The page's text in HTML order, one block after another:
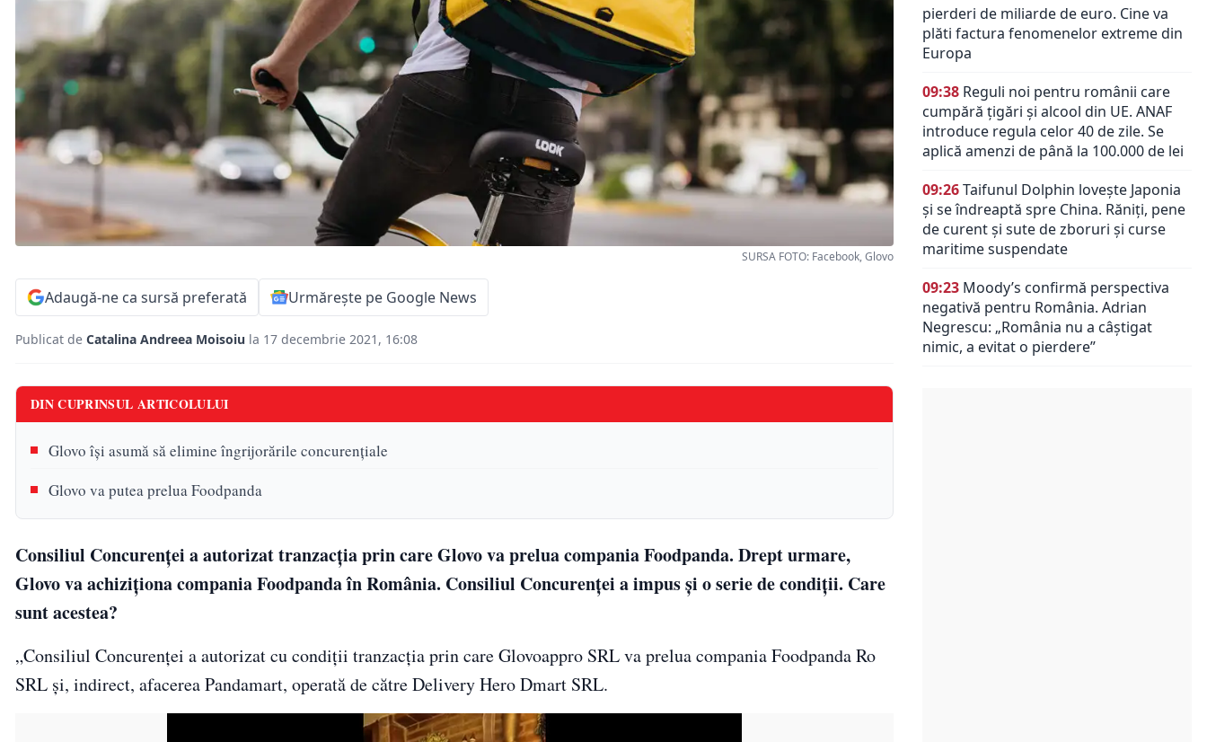
SURSA FOTO: Facebook, Glovo
Adaugă-ne ca sursă preferată Urmărește pe Google News
Publicat de Catalina Andreea Moisoiu la 17 decembrie 2021, 16:08
DIN CUPRINSUL ARTICOLULUI
Glovo își asumă să elimine îngrijorările concurenţiale
Glovo va putea prelua Foodpanda
Consiliul Concurenţei a autorizat tranzacţia prin care Glovo va prelua compania Foodpanda. Drept urmare,
Glovo va achiziționa compania Foodpanda în România. Consiliul Concurenţei a impus și o serie de condiții. Care
sunt acestea?
„Consiliul Concurenţei a autorizat cu condiţii tranzacţia prin care Glovoappro SRL va prelua compania Foodpanda Ro
SRL şi, indirect, afacerea Pandamart, operată de către Delivery Hero Dmart SRL.
pierderi de miliarde de euro. Cine va
plăti factura fenomenelor extreme din
Europa
09:38 Reguli noi pentru românii care
cumpără țigări și alcool din UE. ANAF
introduce regula celor 40 de zile. Se
aplică amenzi de până la 100.000 de lei
09:26Taifunul Dolphin lovește Japonia
și se îndreaptă spre China. Răniți, pene
de curent și sute de zboruri și curse
maritime suspendate
09:23 Moody’s confirmă perspectiva
negativă pentru România. Adrian
Negrescu: „România nu a câștigat
nimic, a evitat o pierdere”